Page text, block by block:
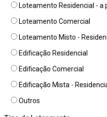
Loteamento Residencial -
Loteamento Comercial
Loteamento Misto -
Edificação Residencial
Edificação Comercial
Edificação Mista -
Outros